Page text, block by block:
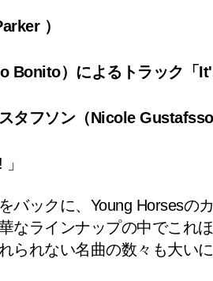
）
Bonito）によるトラック「
タフソン（Nicole
バックに、Young Horses
なラインナップの中でこれ
られない名曲の数々も大いに